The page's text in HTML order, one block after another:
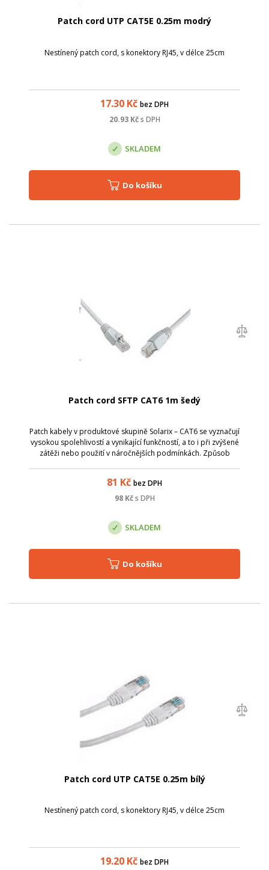
Patch cord UTP CAT5E 0.25m modrý
Nestínený patch cord, s konektory RJ45, v délce 25cm
17.30 Kč bez DPH
20.93Kč s DPH
SKLADEM
Do košíku
Patch cord SFTP CAT6 1m šedý
Patch kabely v produktové skupině Solarix – CAT6 se vyznačují
vysokou spolehlivostí a vynikající funkčností, a to i při zvýšené
zátěži nebo použití v náročnějších podmínkách. Způsob
81 Kč bez DPH
98Kč s DPH
SKLADEM
Do košíku
Patch cord UTP CAT5E 0.25m bílý
Nestínený patch cord, s konektory RJ45, v délce 25cm
19.20 Kč bez DPH